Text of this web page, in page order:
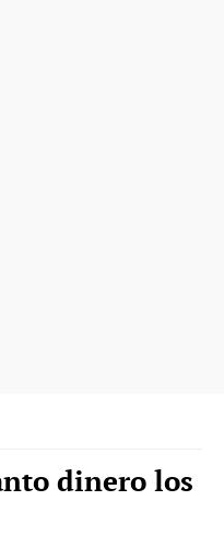
dinero los